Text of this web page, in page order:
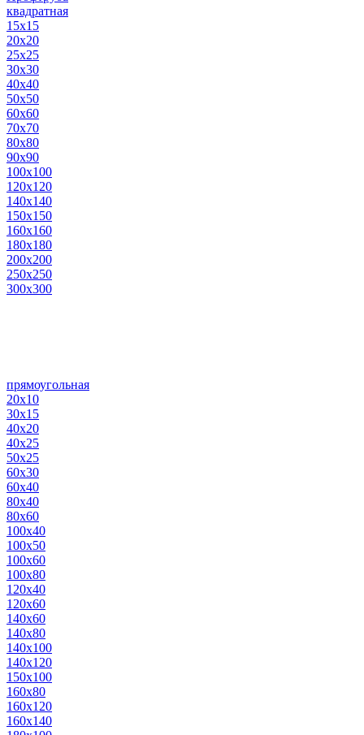
квадратная
15х15
20х20
25х25
30х30
40х40
50х50
60х60
70х70
80х80
90х90
100х100
120х120
140х140
150х150
160х160
180х180
200х200
250х250
300х300
прямоугольная
20х10
30х15
40х20
40х25
50х25
60х30
60х40
80х40
80х60
100х40
100х50
100х60
100х80
120х40
120х60
140х60
140х80
140х100
140х120
150х100
160х80
160х120
160х140